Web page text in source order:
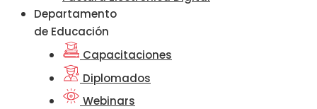
Departamento
de Educación
Capacitaciones
Diplomados
Webinars